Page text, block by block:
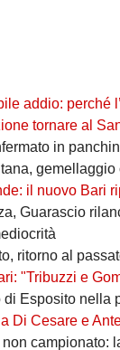
di Verreth al Bari
peccato per il poco
com'è
Bari ma una sola missione:
nuovo Bari riparte
Coppitelli per
con Maiuri: l'obiettivo è
al Crotone. Alessio può fare più
vittoria contro la Spal
Esposito? Forte, ma
la nuova